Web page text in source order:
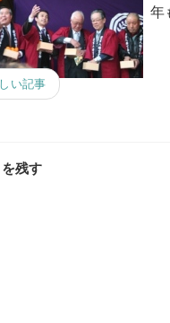
年
い記事
残す